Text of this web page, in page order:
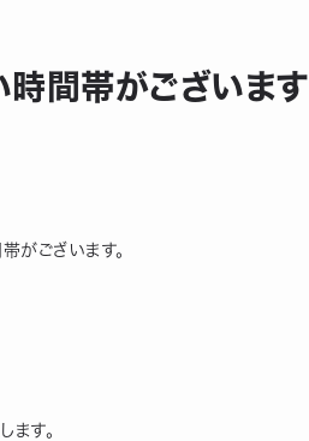
間帯がございます
がございます。
す。